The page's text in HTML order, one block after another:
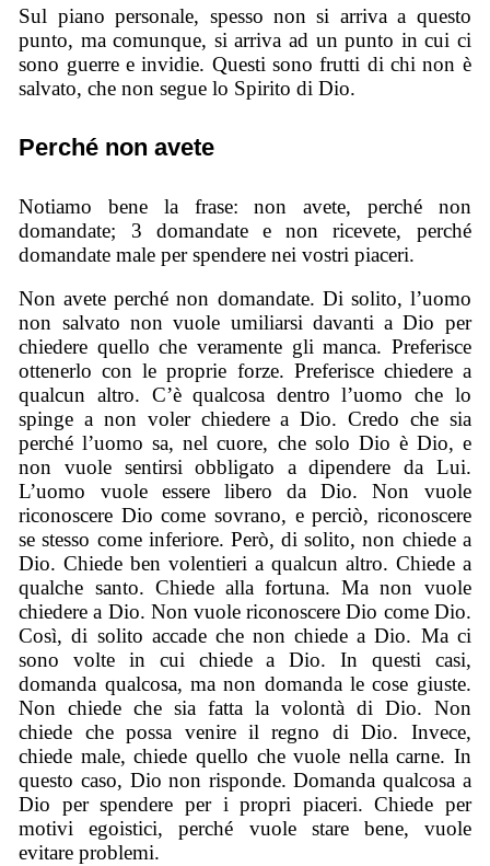
Sul piano personale, spesso non si arriva a questo
punto, ma comunque, si arriva ad un punto in cui ci
sono guerre e invidie. Questi sono frutti di chi non è
salvato, che non segue lo Spirito di Dio.
Perché non avete
Notiamo bene la frase: non avete, perché non
domandate; 3 domandate e non ricevete, perché
domandate male per spendere nei vostri piaceri.
Non avete perché non domandate. Di solito, l’uomo
non salvato non vuole umiliarsi davanti a Dio per
chiedere quello che veramente gli manca. Preferisce
ottenerlo con le proprie forze. Preferisce chiedere a
qualcun altro. C’è qualcosa dentro l’uomo che lo
spinge a non voler chiedere a Dio. Credo che sia
perché l’uomo sa, nel cuore, che solo Dio è Dio, e
non vuole sentirsi obbligato a dipendere da Lui.
L’uomo vuole essere libero da Dio. Non vuole
riconoscere Dio come sovrano, e perciò, riconoscere
se stesso come inferiore. Però, di solito, non chiede a
Dio. Chiede ben volentieri a qualcun altro. Chiede a
qualche santo. Chiede alla fortuna. Ma non vuole
chiedere a Dio. Non vuole riconoscere Dio come Dio.
Così, di solito accade che non chiede a Dio. Ma ci
sono volte in cui chiede a Dio. In questi casi,
domanda qualcosa, ma non domanda le cose giuste.
Non chiede che sia fatta la volontà di Dio. Non
chiede che possa venire il regno di Dio. Invece,
chiede male, chiede quello che vuole nella carne. In
questo caso, Dio non risponde. Domanda qualcosa a
Dio per spendere per i propri piaceri. Chiede per
motivi egoistici, perché vuole stare bene, vuole
evitare problemi.